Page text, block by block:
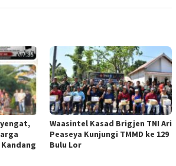
Waasintel Kasad Brigjen TNI Ari
Peaseya Kunjungi TMMD ke 129
Bulu Lor